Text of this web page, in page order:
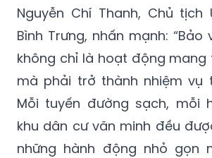
Nguyễn Chí Thanh, Chủ tịch
Bình Trưng, nhấn mạnh:
không chỉ là hoạt động mang
mà phải trở thành nhiệm vụ
Mỗi tuyến đường sạch, mỗi
khu dân cư văn minh đều
những hành động nhỏ gọn